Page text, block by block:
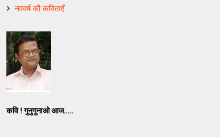
नववर्ष की कविताएँ
कवि ! गुनुगुनाओ आज.....